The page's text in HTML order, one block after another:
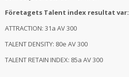
Företagets Talent index resultat var:
ATTRACTION: 31a AV 300
TALENT DENSITY: 80e AV 300
TALENT RETAIN INDEX: 85a AV 300